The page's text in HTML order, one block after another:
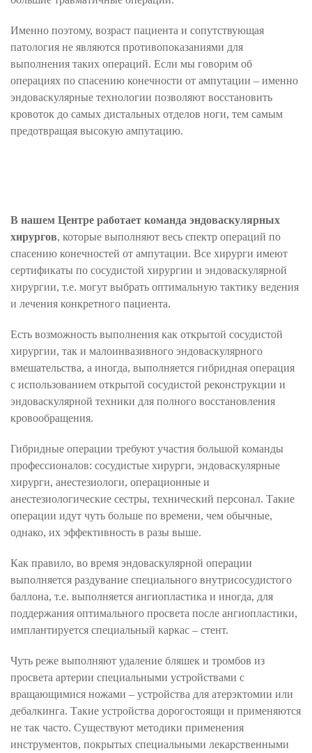
Именно поэтому, возраст пациента и сопутствующая
патология не являются противопоказаниями для
выполнения таких операций. Если мы говорим об
операциях по спасению конечности от ампутации – именно
эндоваскулярные технологии позволяют восстановить
кровоток до самых дистальных отделов ноги, тем самым
предотвращая высокую ампутацию.
В нашем Центре работает команда эндоваскулярных
хирургов, которые выполняют весь спектр операций по
спасению конечностей от ампутации. Все хирурги имеют
сертификаты по сосудистой хирургии и эндоваскулярной
хирургии, т.е. могут выбрать оптимальную тактику ведения
и лечения конкретного пациента.
Есть возможность выполнения как открытой сосудистой
хирургии, так и малоинвазивного эндоваскулярного
вмешательства, а иногда, выполняется гибридная операция
с использованием открытой сосудистой реконструкции и
эндоваскулярной техники для полного восстановления
кровообращения.
Гибридные операции требуют участия большой команды
профессионалов: сосудистые хирурги, эндоваскулярные
хирурги, анестезиологи, операционные и
анестезиологические сестры, технический персонал. Такие
операции идут чуть больше по времени, чем обычные,
однако, их эффективность в разы выше.
Как правило, во время эндоваскулярной операции
выполняется раздувание специального внутрисосудистого
баллона, т.е. выполняется ангиопластика и иногда, для
поддержания оптимального просвета после ангиопластики,
имплантируется специальный каркас – стент.
Чуть реже выполняют удаление бляшек и тромбов из
просвета артерии специальными устройствами с
вращающимися ножами – устройства для атерэктомии или
дебалкинга. Такие устройства дорогостоящи и применяются
не так часто. Существуют методики применения
инструментов, покрытых специальными лекарственными